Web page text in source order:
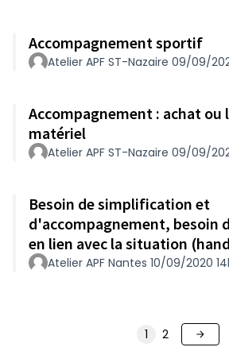
Accompagnement sportif
Atelier APF ST-Nazaire 09/09/
Accompagnement : achat ou
matériel
Atelier APF ST-Nazaire 09/09/
Besoin de simplification et
d'accompagnement, besoin
en lien avec la situation
Atelier APF Nantes 10/09/2020
1 2